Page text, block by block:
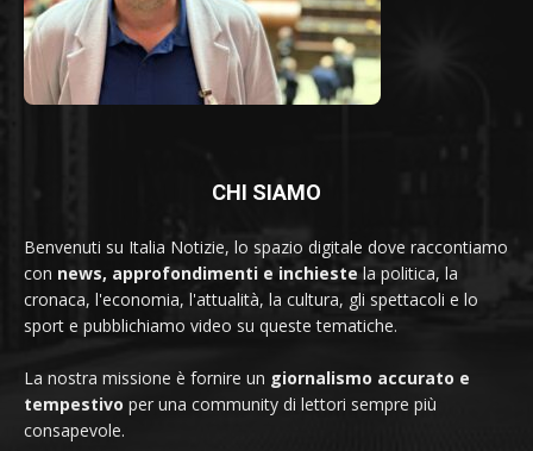
CHI SIAMO
Benvenuti su Italia Notizie, lo spazio digitale dove raccontiamo
con news, approfondimenti e inchieste la politica, la
cronaca, l'economia, l'attualità, la cultura, gli spettacoli e lo
sport e pubblichiamo video su queste tematiche.
La nostra missione è fornire un giornalismo accurato e
tempestivo per una community di lettori sempre più
consapevole.